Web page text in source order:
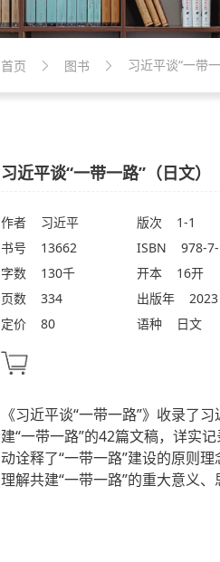
首页 图书 习近平谈“一带
习近平谈“一带一路”（日文）
作者
习近平
书号
13662
字数
130千
页数
334
定价
80
版次
1-1
ISBN
978-
开本
16开
出版年
2023
语种
日文
《习近平谈“一带一路”》收录了
建“一带一路”的42篇文稿，详实
动诠释了“一带一路”建设的原则
理解共建“一带一路”的重大意义